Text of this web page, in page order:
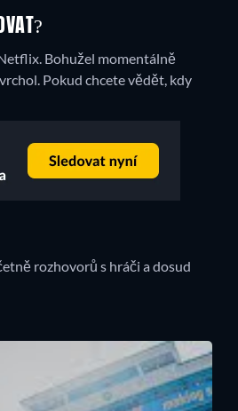
Bohužel momentálně
Pokud chcete vědět, kdy
rozhovorů s hráči a dosud